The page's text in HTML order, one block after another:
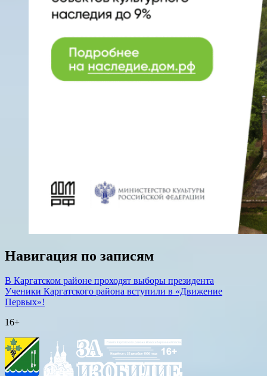
Навигация по записям
В Каргатском районе проходят выборы президента
Ученики Каргатского района вступили в «Движение
Первых»!
16+